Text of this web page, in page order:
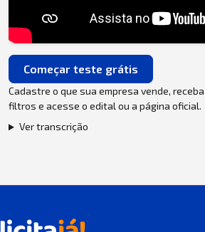
Começar teste grátis
Cadastre o que sua empresa vende,
filtros e acesse o edital ou a página oficial.
Ver transcrição